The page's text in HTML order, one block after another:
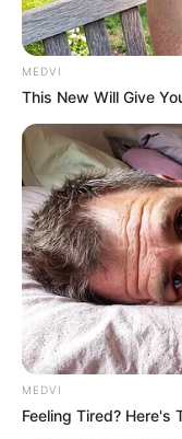
Where Are They
Unexpected
BRAINBERRIES
MEDVI
This New Will Give
MEDVI
Feeling Tired? Here's